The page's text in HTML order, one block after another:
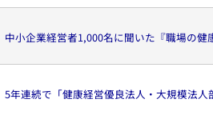
中小企業経営者1,000名に聞いた『職場の
5年連続で「健康経営優良法人・大規模法